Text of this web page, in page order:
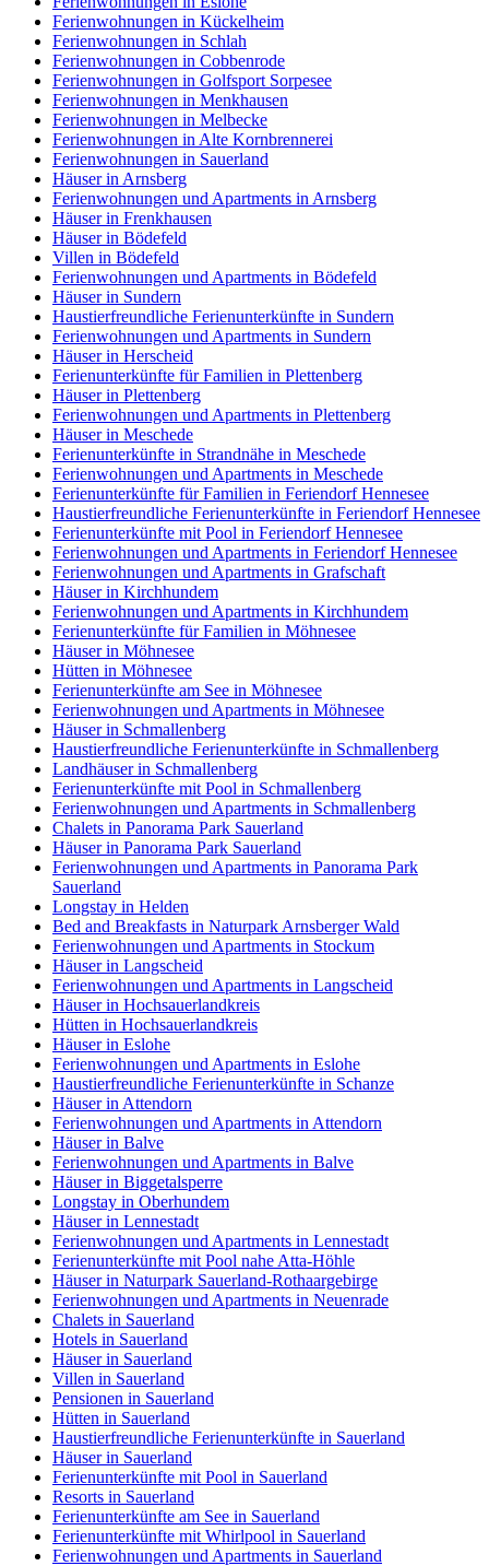
Ferienwohnungen in Kückelheim
Ferienwohnungen in Schlah
Ferienwohnungen in Cobbenrode
Ferienwohnungen in Golfsport Sorpesee
Ferienwohnungen in Menkhausen
Ferienwohnungen in Melbecke
Ferienwohnungen in Alte Kornbrennerei
Ferienwohnungen in Sauerland
Häuser in Arnsberg
Ferienwohnungen und Apartments in Arnsberg
Häuser in Frenkhausen
Häuser in Bödefeld
Villen in Bödefeld
Ferienwohnungen und Apartments in Bödefeld
Häuser in Sundern
Haustierfreundliche Ferienunterkünfte in Sundern
Ferienwohnungen und Apartments in Sundern
Häuser in Herscheid
Ferienunterkünfte für Familien in Plettenberg
Häuser in Plettenberg
Ferienwohnungen und Apartments in Plettenberg
Häuser in Meschede
Ferienunterkünfte in Strandnähe in Meschede
Ferienwohnungen und Apartments in Meschede
Ferienunterkünfte für Familien in Feriendorf Hennesee
Haustierfreundliche Ferienunterkünfte in Feriendorf Hennesee
Ferienunterkünfte mit Pool in Feriendorf Hennesee
Ferienwohnungen und Apartments in Feriendorf Hennesee
Ferienwohnungen und Apartments in Grafschaft
Häuser in Kirchhundem
Ferienwohnungen und Apartments in Kirchhundem
Ferienunterkünfte für Familien in Möhnesee
Häuser in Möhnesee
Hütten in Möhnesee
Ferienunterkünfte am See in Möhnesee
Ferienwohnungen und Apartments in Möhnesee
Häuser in Schmallenberg
Haustierfreundliche Ferienunterkünfte in Schmallenberg
Landhäuser in Schmallenberg
Ferienunterkünfte mit Pool in Schmallenberg
Ferienwohnungen und Apartments in Schmallenberg
Chalets in Panorama Park Sauerland
Häuser in Panorama Park Sauerland
Ferienwohnungen und Apartments in Panorama Park
Sauerland
Longstay in Helden
Bed and Breakfasts in Naturpark Arnsberger Wald
Ferienwohnungen und Apartments in Stockum
Häuser in Langscheid
Ferienwohnungen und Apartments in Langscheid
Häuser in Hochsauerlandkreis
Hütten in Hochsauerlandkreis
Häuser in Eslohe
Ferienwohnungen und Apartments in Eslohe
Haustierfreundliche Ferienunterkünfte in Schanze
Häuser in Attendorn
Ferienwohnungen und Apartments in Attendorn
Häuser in Balve
Ferienwohnungen und Apartments in Balve
Häuser in Biggetalsperre
Longstay in Oberhundem
Häuser in Lennestadt
Ferienwohnungen und Apartments in Lennestadt
Ferienunterkünfte mit Pool nahe Atta-Höhle
Häuser in Naturpark Sauerland-Rothaargebirge
Ferienwohnungen und Apartments in Neuenrade
Chalets in Sauerland
Hotels in Sauerland
Häuser in Sauerland
Villen in Sauerland
Pensionen in Sauerland
Hütten in Sauerland
Haustierfreundliche Ferienunterkünfte in Sauerland
Häuser in Sauerland
Ferienunterkünfte mit Pool in Sauerland
Resorts in Sauerland
Ferienunterkünfte am See in Sauerland
Ferienunterkünfte mit Whirlpool in Sauerland
Ferienwohnungen und Apartments in Sauerland